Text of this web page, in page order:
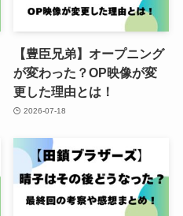
【豊臣兄弟】オープニング
が変わった？OP映像が変
更した理由とは！
2026-07-18